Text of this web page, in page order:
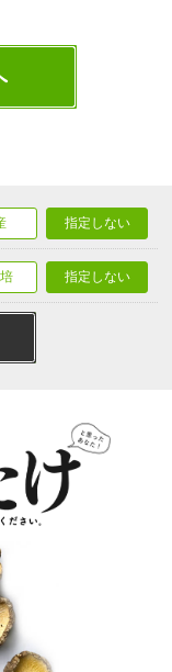
指定しない
指定しない